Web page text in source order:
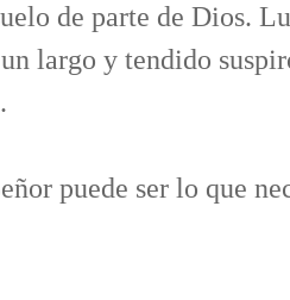
de parte de Dios.
largo y tendido
puede ser lo que